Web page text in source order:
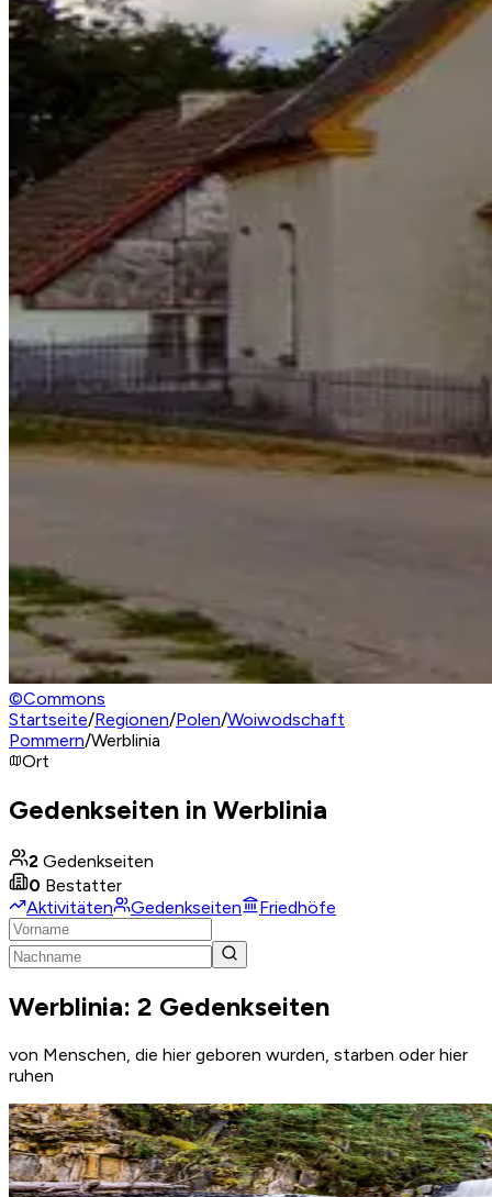
©Commons
Startseite/Regionen/Polen/Woiwodschaft
Pommern/Werblinia
Ort
Gedenkseiten in Werblinia
2 Gedenkseiten
0 Bestatter
Aktivitäten
Gedenkseiten Friedhöfe
Werblinia: 2 Gedenkseiten
von Menschen, die hier geboren wurden, starben oder hier
ruhen